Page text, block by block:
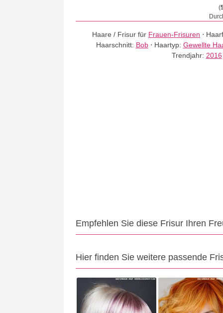
(
Haare / Frisur für Frauen-Frisuren ⋅
Haarschnitt: Bob⋅ Haartyp: Gewellte
Trendjahr: 2016
Empfehlen Sie diese Frisur Ihren
Hier finden Sie weitere passende